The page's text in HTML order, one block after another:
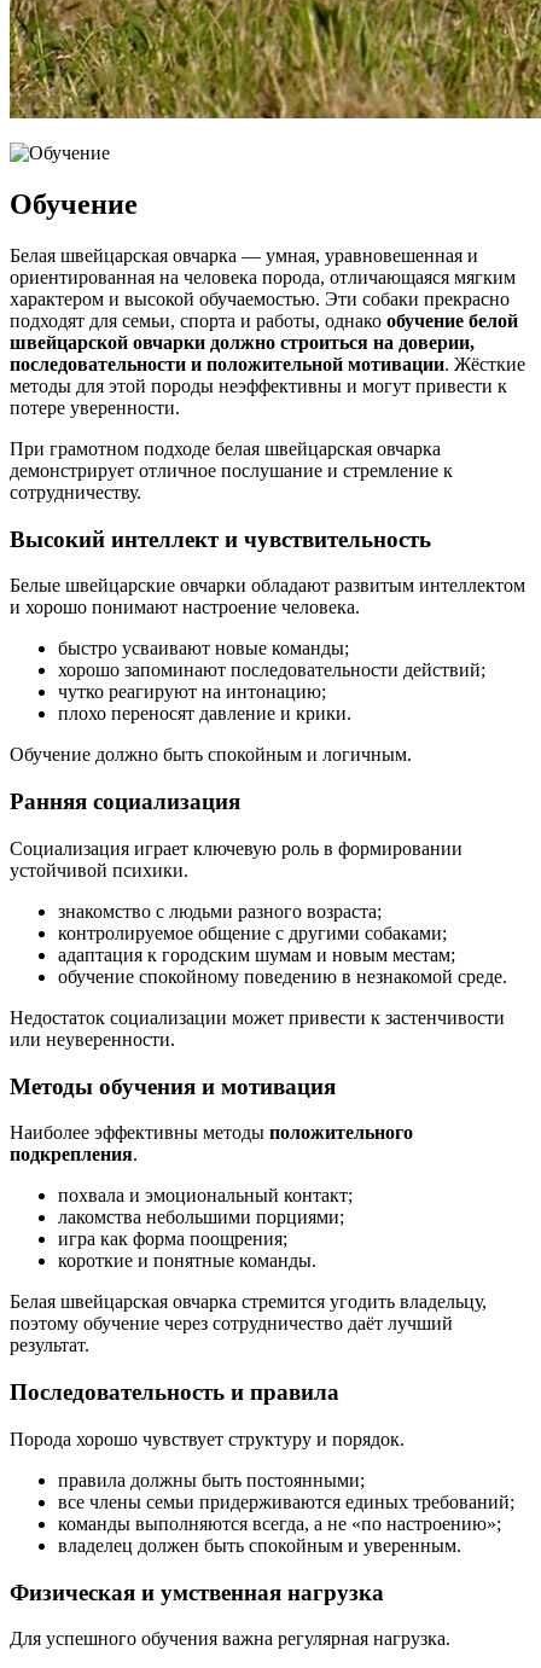
Обучение
Белая швейцарская овчарка — умная, уравновешенная и
ориентированная на человека порода, отличающаяся мягким
характером и высокой обучаемостью. Эти собаки прекрасно
подходят для семьи, спорта и работы, однако обучение белой
швейцарской овчарки должно строиться на доверии,
последовательности и положительной мотивации. Жёсткие
методы для этой породы неэффективны и могут привести к
потере уверенности.
При грамотном подходе белая швейцарская овчарка
демонстрирует отличное послушание и стремление к
сотрудничеству.
Высокий интеллект и чувствительность
Белые швейцарские овчарки обладают развитым интеллектом
и хорошо понимают настроение человека.
быстро усваивают новые команды;
хорошо запоминают последовательности действий;
чутко реагируют на интонацию;
плохо переносят давление и крики.
Обучение должно быть спокойным и логичным.
Ранняя социализация
Социализация играет ключевую роль в формировании
устойчивой психики.
знакомство с людьми разного возраста;
контролируемое общение с другими собаками;
адаптация к городским шумам и новым местам;
обучение спокойному поведению в незнакомой среде.
Недостаток социализации может привести к застенчивости
или неуверенности.
Методы обучения и мотивация
Наиболее эффективны методы положительного
подкрепления.
похвала и эмоциональный контакт;
лакомства небольшими порциями;
игра как форма поощрения;
короткие и понятные команды.
Белая швейцарская овчарка стремится угодить владельцу,
поэтому обучение через сотрудничество даёт лучший
результат.
Последовательность и правила
Порода хорошо чувствует структуру и порядок.
правила должны быть постоянными;
все члены семьи придерживаются единых требований;
команды выполняются всегда, а не «по настроению»;
владелец должен быть спокойным и уверенным.
Физическая и умственная нагрузка
Для успешного обучения важна регулярная нагрузка.